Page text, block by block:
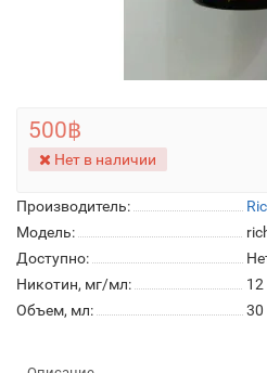
Производитель:
Модель:
Доступно:
Никотин, мг/мл:
12
Объем, мл:
30
500฿
Нет в наличии